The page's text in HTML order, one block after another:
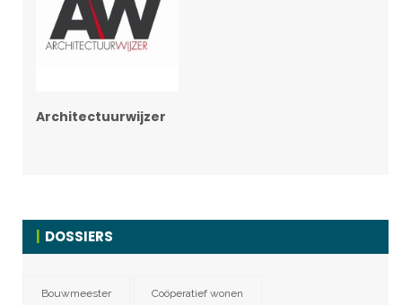
Architectuurwijzer
DOSSIERS
Bouwmeester Coöperatief wonen